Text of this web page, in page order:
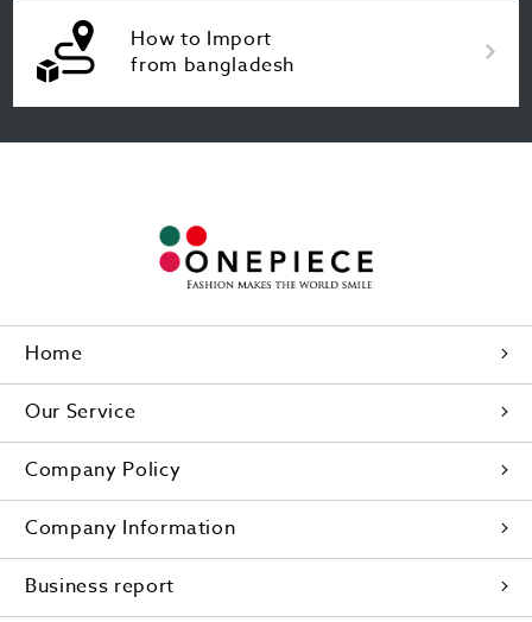
How to Import
from bangladesh
Home
Our Service
Company Policy
Company Information
Business report